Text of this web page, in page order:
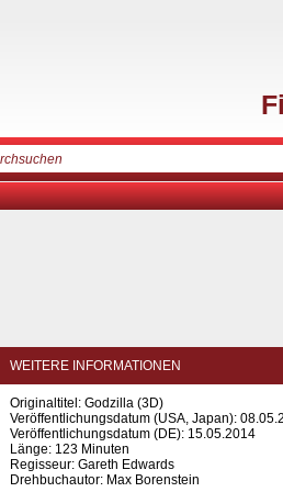
WEITERE INFORMATIONEN
Originaltitel: Godzilla (3D)
Veröffentlichungsdatum (USA, Japan):
Veröffentlichungsdatum (DE): 15.05.2014
Länge: 123 Minuten
Regisseur: Gareth Edwards
Drehbuchautor: Max Borenstein